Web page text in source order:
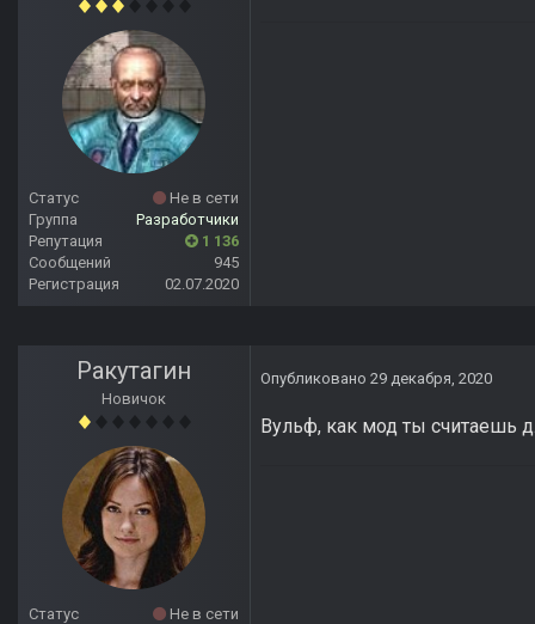
Статус
Не в сети
Группа
Разработчики
Репутация
1 136
Сообщений
945
Регистрация
02.07.2020
Ракутагин
Новичок
Статус Не в сети
Опубликовано 29 декабря, 2020
Вульф, как мод ты считаешь